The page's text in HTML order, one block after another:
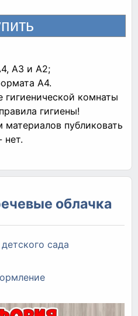
А3 и А2;
А4.
комнаты
гигиены!
публиковать
облачка
сада